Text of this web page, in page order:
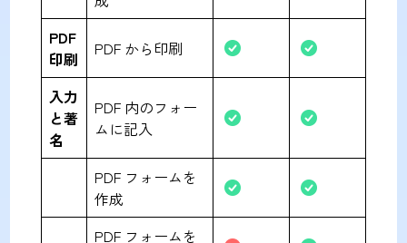
PDF
印刷
PDF から印刷
入力
と著
名
PDF 内のフォー
ムに記入
PDF フォームを
作成
PDF フォームを